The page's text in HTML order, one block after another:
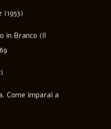
in Branco (Il
Come imparai a